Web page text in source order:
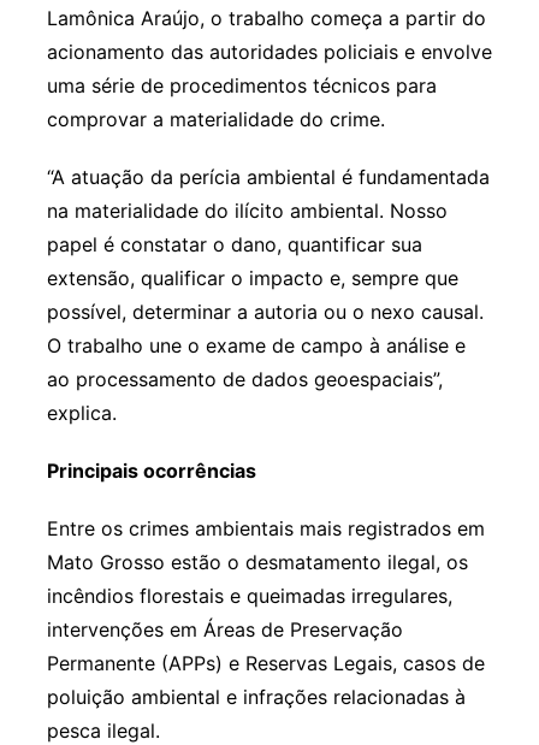
Lamônica Araújo, o trabalho começa a partir do
acionamento das autoridades policiais e envolve
uma série de procedimentos técnicos para
comprovar a materialidade do crime.
“A atuação da perícia ambiental é fundamentada
na materialidade do ilícito ambiental. Nosso
papel é constatar o dano, quantificar sua
extensão, qualificar o impacto e, sempre que
possível, determinar a autoria ou o nexo causal.
O trabalho une o exame de campo à análise e
ao processamento de dados geoespaciais”,
explica.
Principais ocorrências
Entre os crimes ambientais mais registrados em
Mato Grosso estão o desmatamento ilegal, os
incêndios florestais e queimadas irregulares,
intervenções em Áreas de Preservação
Permanente (APPs) e Reservas Legais, casos de
poluição ambiental e infrações relacionadas à
pesca ilegal.